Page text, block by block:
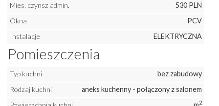
Mies. czynsz admin.
530 PLN
Okna
PCV
Instalacje
ELEKTRYCZNA
Pomieszczenia
Typ kuchni
bez zabudowy
Rodzaj kuchni
aneks kuchenny - połączony z salonem
2